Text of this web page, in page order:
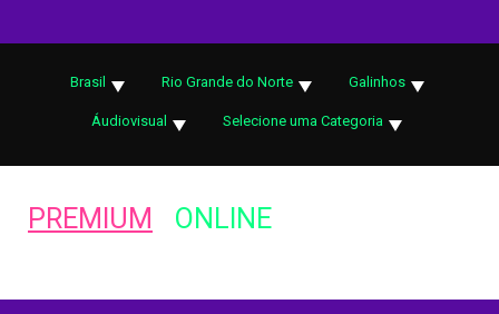
Brasil Rio Grande do Norte Galinhos
Áudiovisual Selecione uma Categoria
PREMIUM ONLINE